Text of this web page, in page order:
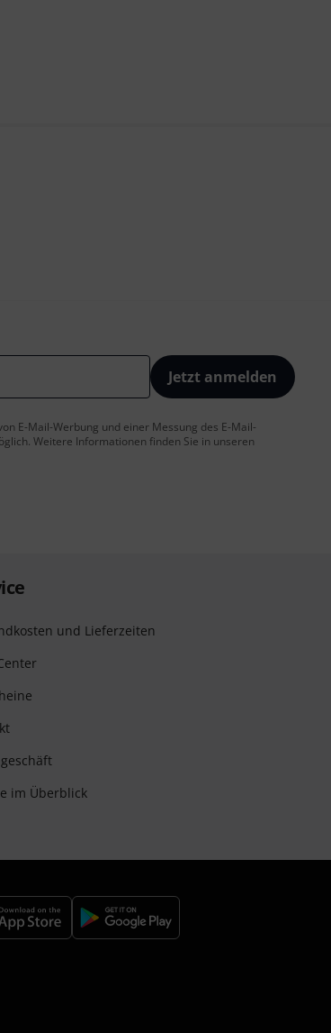
Jetzt anmelden
E-Mail-Werbung und einer Messung des E-Mail-
Weitere Informationen finden Sie in unseren
und Lieferzeiten
im Überblick